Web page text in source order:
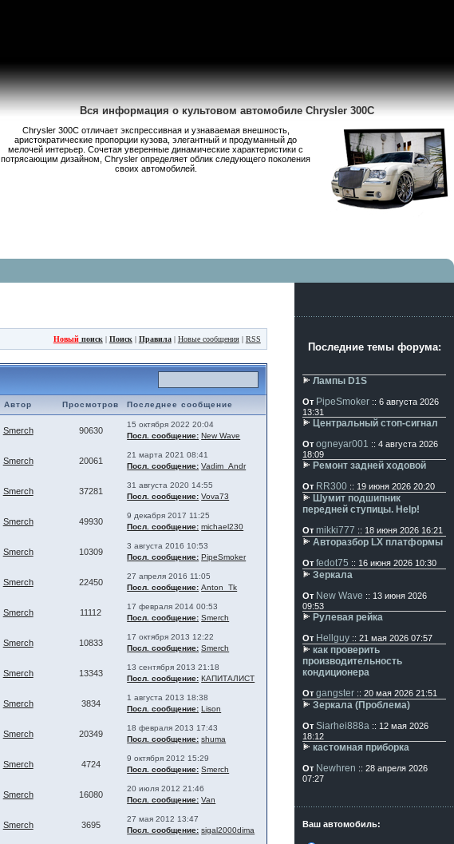
Вся информация о культовом автомобиле Chrysler 300C
Chrysler 300С отличает экспрессивная и узнаваемая внешность,
аристократические пропорции кузова, элегантный и продуманный до
мелочей интерьер. Сочетая уверенные динамические характеристики с
потрясающим дизайном, Chrysler определяет облик следующего поколения
своих автомобилей.
Новыйпоиск| Поиск| Правила| Новые сообщения| RSS
Автор Просмотров Последнее сообщение
Smerch 90630
15 октября 2022 20:04
Посл. сообщение: New Wave
Smerch 20061
21 марта 2021 08:41
Посл. сообщение: Vadim_Andr
Smerch 37281
31 августа 2020 14:55
Посл. сообщение: Vova73
Smerch 49930
9 декабря 2017 11:25
Посл. сообщение: michael230
Smerch 10309
3 августа 2016 10:53
Посл. сообщение: PipeSmoker
Smerch 22450
27 апреля 2016 11:05
Посл. сообщение: Anton_Tk
Smerch 11112
17 февраля 2014 00:53
Посл. сообщение: Smerch
Smerch 10833
17 октября 2013 12:22
Посл. сообщение: Smerch
Smerch 13343
13 сентября 2013 21:18
Посл. сообщение: КАПИТАЛИСТ
Smerch 3834
1 августа 2013 18:38
Посл. сообщение: Lison
Smerch 20349
18 февраля 2013 17:43
Посл. сообщение: shuma
Smerch 4724
9 октября 2012 15:29
Посл. сообщение: Smerch
Smerch 16080
20 июля 2012 21:46
Посл. сообщение: Van
Smerch 3695
27 мая 2012 13:47
Посл. сообщение: sigal2000dima
Последние темы форума:
Лампы D1S
От PipeSmoker :: 6 августа 2026
13:31
Центральный стоп-сигнал
От ogneyar001 :: 4 августа 2026
18:09
Ремонт задней ходовой
От RR300 :: 19 июня 2026 20:20
Шумит подшипник
передней ступицы. Help!
От mikki777 :: 18 июня 2026 16:21
Авторазбор LX платформы
От fedot75 :: 16 июня 2026 10:30
Зеркала
От New Wave :: 13 июня 2026
09:53
Рулевая рейка
От Hellguy :: 21 мая 2026 07:57
как проверить
производительность
кондиционера
От gangster :: 20 мая 2026 21:51
Зеркала (Проблема)
От Siarhei888a :: 12 мая 2026
18:12
кастомная приборка
От Newhren :: 28 апреля 2026
07:27
Ваш автомобиль: